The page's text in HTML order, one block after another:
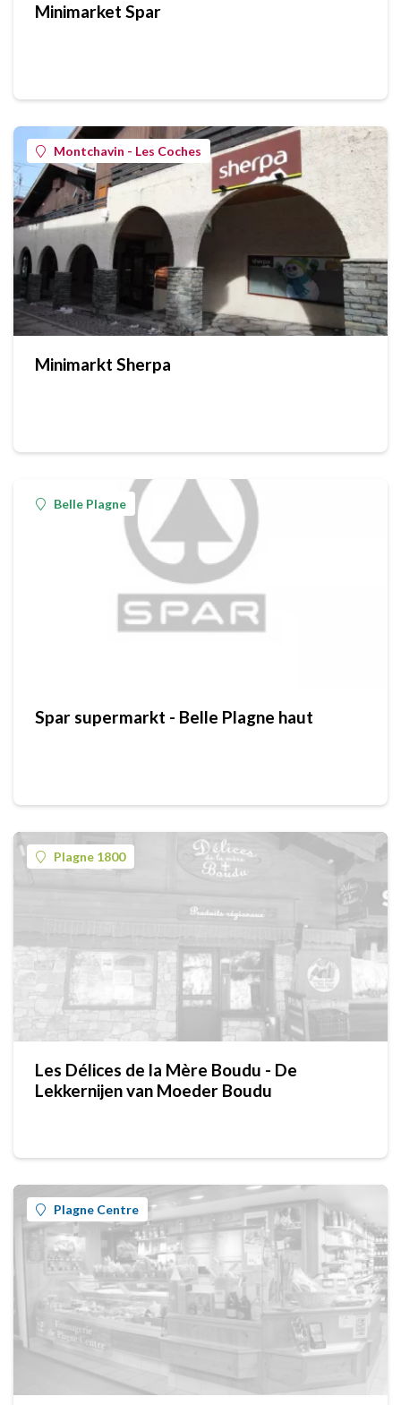
Minimarket Spar
Montchavin - Les Coches
Minimarkt Sherpa
Belle Plagne
Spar supermarkt - Belle Plagne haut
Plagne 1800
Les Délices de la Mère Boudu - De
Lekkernijen van Moeder Boudu
Plagne Centre